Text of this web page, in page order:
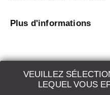
VEUILLEZ
LEQUEL VOUS
Plus d'informations
LEICA SYSTEMS